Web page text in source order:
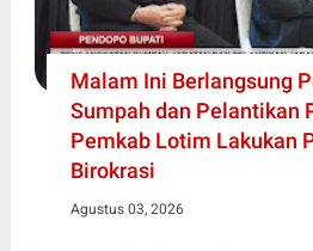
Malam Ini Berlangsung
Sumpah dan Pelantikan
Pemkab Lotim Lakukan
Birokrasi
Agustus 03, 2026